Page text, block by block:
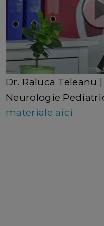
Dr. Raluca Teleanu
Neurologie
materiale aici